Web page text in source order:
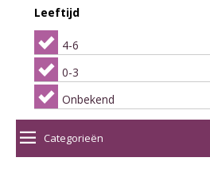
Leeftijd
4-6
0-3
Onbekend
Categorieën